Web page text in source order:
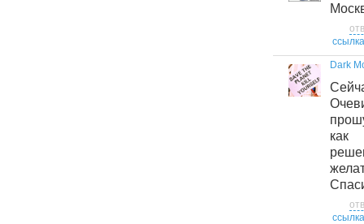
ссылка
Dark
ссылка